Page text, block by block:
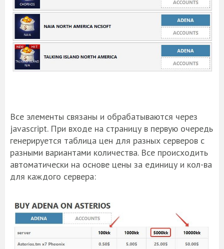
Все элементы связаны и обрабатываются через
jаvascript. При входе на страницу в первую очередь
генерируется таблица цен для разных серверов с
разными вариантами количества. Все происходить
автоматически на основе цены за единицу и кол-ва
для каждого сервера: